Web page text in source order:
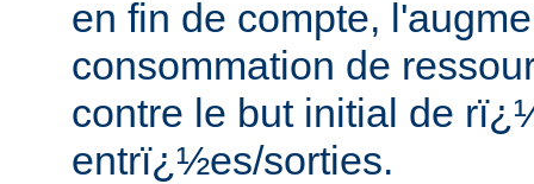
en fin de compte,
consommation de
contre le but initial de
entrï¿½es/sorties.